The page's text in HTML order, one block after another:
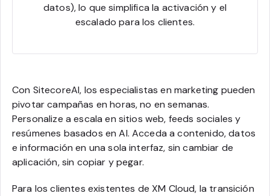
datos), lo que simplifica la activación y el
escalado para los clientes.
Con SitecoreAI, los especialistas en marketing pueden
pivotar campañas en horas, no en semanas.
Personalize a escala en sitios web, feeds sociales y
resúmenes basados en AI. Acceda a contenido, datos
e información en una sola interfaz, sin cambiar de
aplicación, sin copiar y pegar.
Para los clientes existentes de XM Cloud, la transición